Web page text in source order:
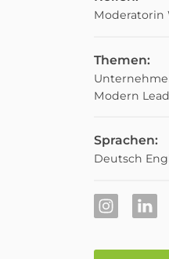
Moderatorin
Themen:
Modern
Sprachen:
Deutsch